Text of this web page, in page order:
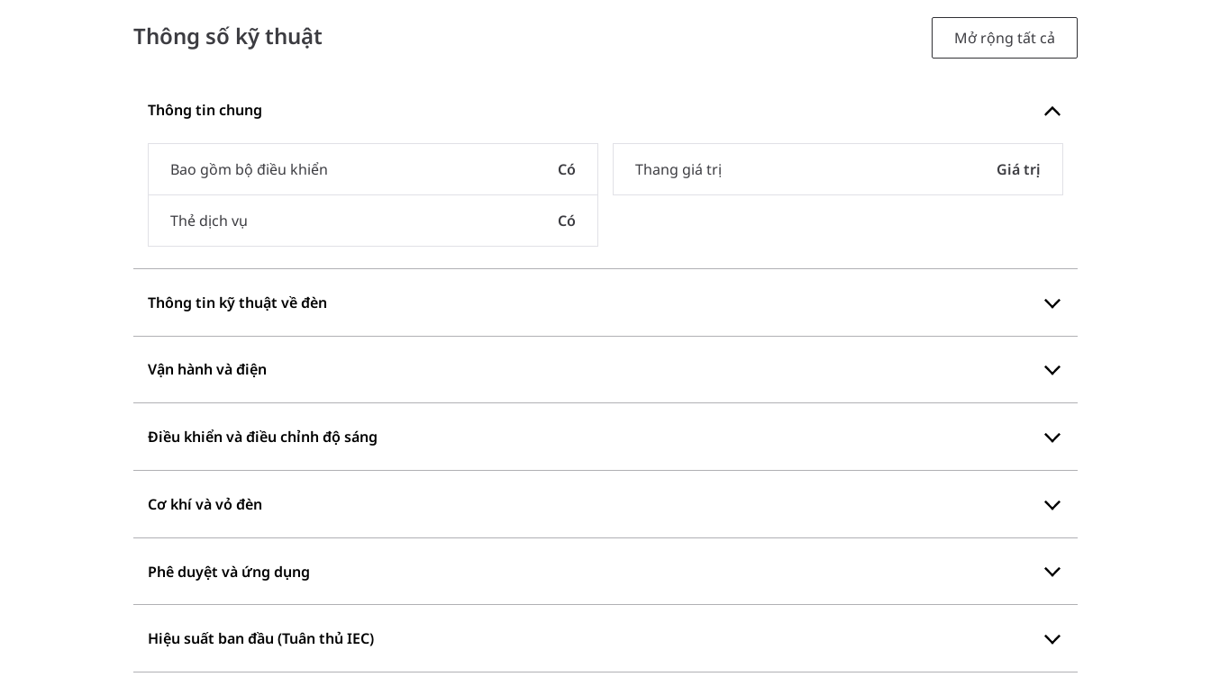
Thông số kỹ thuật Mở rộng tất cả
Thông tin chung
Bao gồm bộ điều khiển Có
Thẻ dịch vụ Có
Thang giá trị Giá trị
Thông tin kỹ thuật về đèn
Vận hành và điện
Điều khiển và điều chỉnh độ sáng
Cơ khí và vỏ đèn
Phê duyệt và ứng dụng
Hiệu suất ban đầu (Tuân thủ IEC)